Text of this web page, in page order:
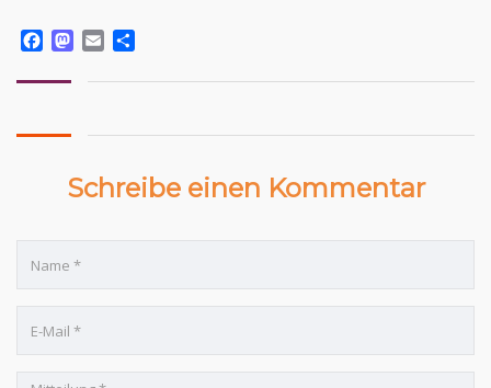
Facebook
Mastodon
Email
Schreibe einen Kommentar